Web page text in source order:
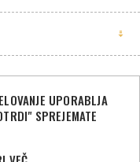
pridržane.
UPORABLJA
SPREJEMATE